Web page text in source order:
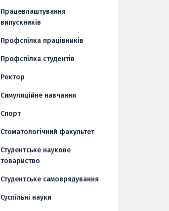
Працевлаштування
випускників
Профспілка працівників
Профспілка студентів
Ректор
Симуляційне навчання
Спорт
Стоматологічний факультет
Студентське наукове
товариство
Студентське самоврядування
Суспільні науки